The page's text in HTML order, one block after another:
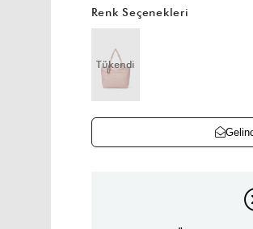
Renk Seçenekleri
Tükendi